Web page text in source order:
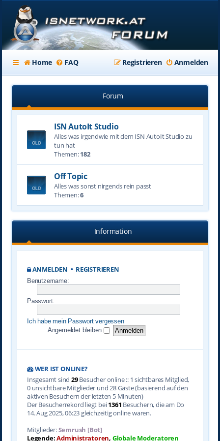
Home FAQ Anmelden
Registrieren
Forum
ISN AutoIt Studio
Alles was irgendwie mit dem ISN AutoIt Studio zu
tun hat
Themen:182
Off Topic
Alles was sonst nirgends rein passt
Themen:6
Information
ANMELDEN • REGISTRIEREN
Benutzername:
Passwort:
Ich habe mein Passwort vergessen
Angemeldet bleiben
WER IST ONLINE?
Insgesamt sind 29Besucher online :: 1 sichtbares Mitglied,
0 unsichtbare Mitglieder und 28 Gäste (basierend auf den
aktiven Besuchern der letzten 5 Minuten)
Der Besucherrekord liegt bei1361 Besuchern, die am Do
14. Aug 2025, 06:23 gleichzeitig online waren.
Mitglieder:Semrush [Bot]
Legende:Administratoren, Globale Moderatoren